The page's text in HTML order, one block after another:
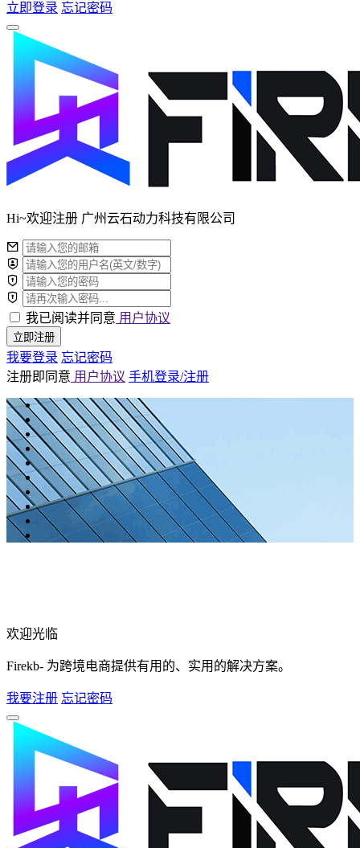
立即登录 忘记密码
Hi~欢迎注册 广州云石动力科技有限公司
我已阅读并同意 用户协议
立即注册
我要登录 忘记密码
注册即同意 用户协议 手机登录/注册
欢迎光临
Firekb- 为跨境电商提供有用的、实用的解决方案。
我要注册 忘记密码